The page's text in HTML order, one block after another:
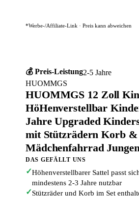
*Werbe-/Affiliate-Link · Preis kann abweichen
💰 Preis-Leistung2-5 Jahre
HUOMMGS
HUOMMGS 12 Zoll
HöHenverstellbar
Jahre Upgraded
mit Stützrädern Korb &
Mädchenfahrrad
DAS GEFÄLLT UNS
✓Höhenverstellbarer Sattel passt
mindestens 2-3 Jahre nutzbar
✓Stützräder und Korb im Set